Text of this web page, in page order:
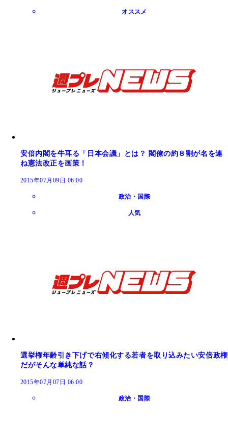
オススメ
安倍内閣を牛耳る「日本会議」とは？ 閣僚の約８割が名を連
ね憲法改正を画策！
2015年07月09日 06:00
政治・国際
人気
選挙権年齢引き下げで右傾化する若者を取り込みたい安倍政権
だがそんな単純な話？
2015年07月07日 06:00
政治・国際